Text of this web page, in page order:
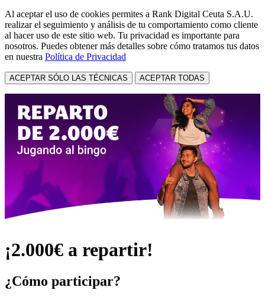
Al aceptar el uso de cookies permites a Rank Digital Ceuta S.A.U.
realizar el seguimiento y análisis de tu comportamiento como cliente
al hacer uso de este sitio web. Tu privacidad es importante para
nosotros. Puedes obtener más detalles sobre cómo tratamos tus datos
en nuestra Política de Privacidad
ACEPTAR SÓLO LAS TÉCNICAS ACEPTAR TODAS
¡2.000€ a repartir!
¿Cómo participar?